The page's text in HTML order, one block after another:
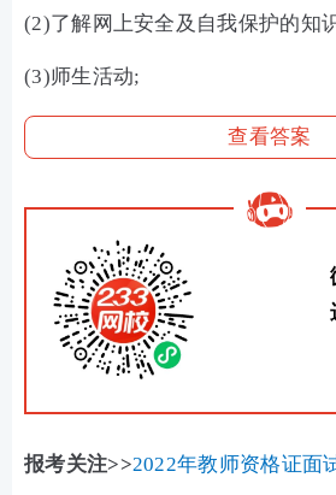
(2)了解网上安全及自我保护的知识
(3)师生活动;
查看答案
报考关注>>2022年教师资格证面